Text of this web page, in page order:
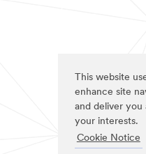
This website
enhance site
and deliver you
your interests.
Cookie Notice